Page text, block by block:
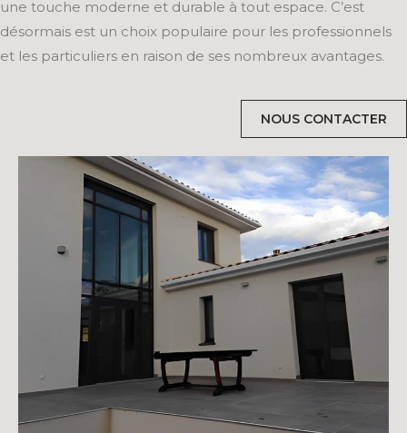
une touche moderne et durable à tout espace. C’est
désormais est un choix populaire pour les professionnels
et les particuliers en raison de ses nombreux avantages.
NOUS CONTACTER